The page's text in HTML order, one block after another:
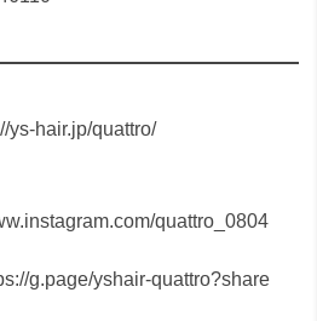
ys-hair.jp/quattro/
quattro_0804
g.page/yshair-quattro?share